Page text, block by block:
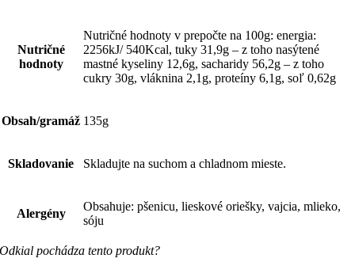
Nutričné
hodnoty
Nutričné hodnoty v prepočte na 100g: energia:
2256kJ/ 540Kcal, tuky 31,9g – z toho nasýtené
mastné kyseliny 12,6g, sacharidy 56,2g – z toho
cukry 30g, vláknina 2,1g, proteíny 6,1g, soľ 0,62g
Obsah/gramáž 135g
Skladovanie Skladujte na suchom a chladnom mieste.
Alergény
Obsahuje: pšenicu, lieskové oriešky, vajcia, mlieko,
sóju
Odkial pochádza tento produkt?